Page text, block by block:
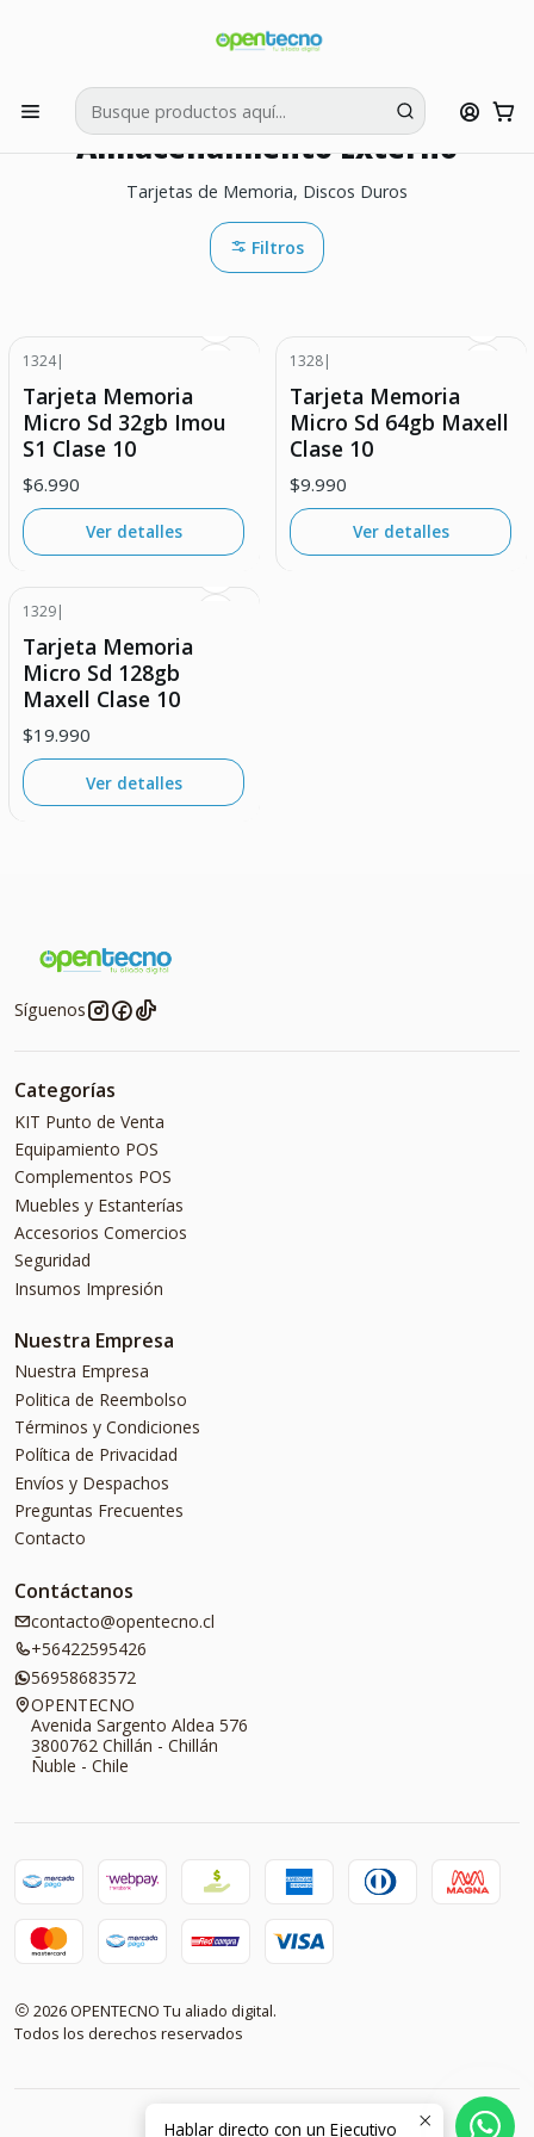
Almacenamiento Externo
Tarjetas de Memoria, Discos Duros
Filtros
1324|
Tarjeta Memoria
Micro Sd 32gb Imou
S1 Clase 10
$6.990
Ver detalles
1328|
Tarjeta Memoria
Micro Sd 64gb Maxell
Clase 10
$9.990
Ver detalles
1329|
Tarjeta Memoria
Micro Sd 128gb
Maxell Clase 10
$19.990
Ver detalles
Síguenos
Categorías
KIT Punto de Venta
Equipamiento POS
Complementos POS
Muebles y Estanterías
Accesorios Comercios
Seguridad
Insumos Impresión
Nuestra Empresa
Nuestra Empresa
Politica de Reembolso
Términos y Condiciones
Política de Privacidad
Envíos y Despachos
Preguntas Frecuentes
Contacto
Contáctanos
contacto@opentecno.cl
+56422595426
56958683572
OPENTECNO
Avenida Sargento Aldea 576
3800762 Chillán - Chillán
Ñuble - Chile
2026 OPENTECNO Tu aliado digital.
Todos los derechos reservados
VOLVER ARRIBA
Hablar directo con un Ejecutivo